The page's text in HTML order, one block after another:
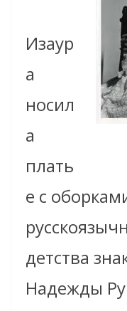
Изаур
а
носил
а
плать
е с
детства
Надежды